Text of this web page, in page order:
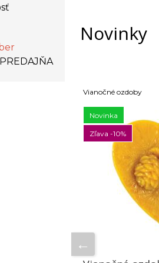
Novinky
Vianočné ozdoby
Novinka
Zľava -10%